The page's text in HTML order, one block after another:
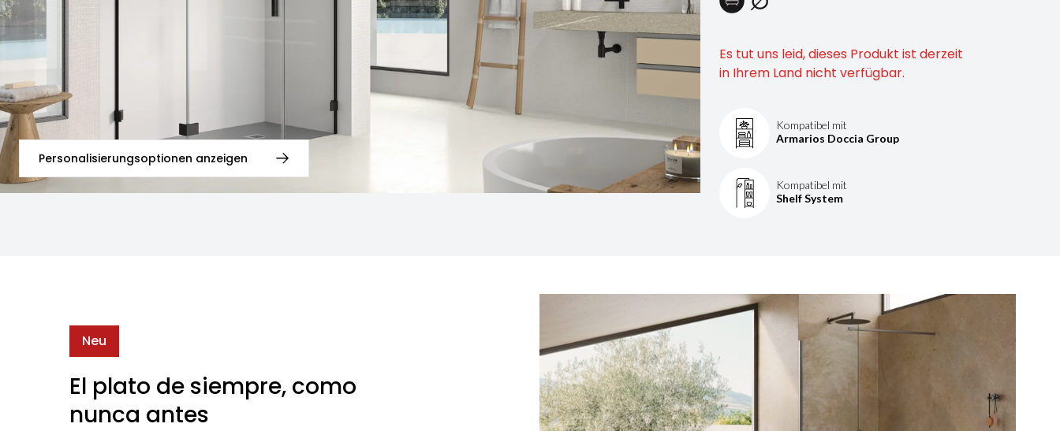
Personalisierungsoptionen anzeigen
Es tut uns leid, dieses Produkt ist derzeit
in Ihrem Land nicht verfügbar.
Kompatibel mit
Armarios Doccia Group
Kompatibel mit
Shelf System
Neu
El plato de siempre, como
nunca antes